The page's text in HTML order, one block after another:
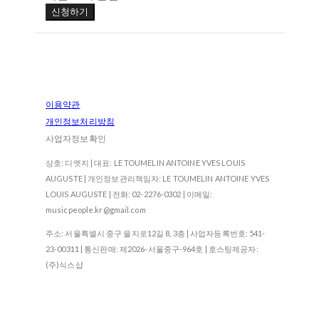
신청하기
이용약관
개인정보처리방침
사업자정보확인
상호: 디엣지 | 대표: LE TOUMELIN ANTOINE YVES LOUIS
AUGUSTE | 개인정보관리책임자: LE TOUMELIN ANTOINE YVES
LOUIS AUGUSTE | 전화: 02-2276-0302 | 이메일:
musicpeople.kr@gmail.com
주소: 서울특별시 중구 을지로12길 8, 3층 | 사업자등록번호: 541-
23-00311 | 통신판매: 제2026-서울중구-964호 | 호스팅제공자:
(주)식스샵